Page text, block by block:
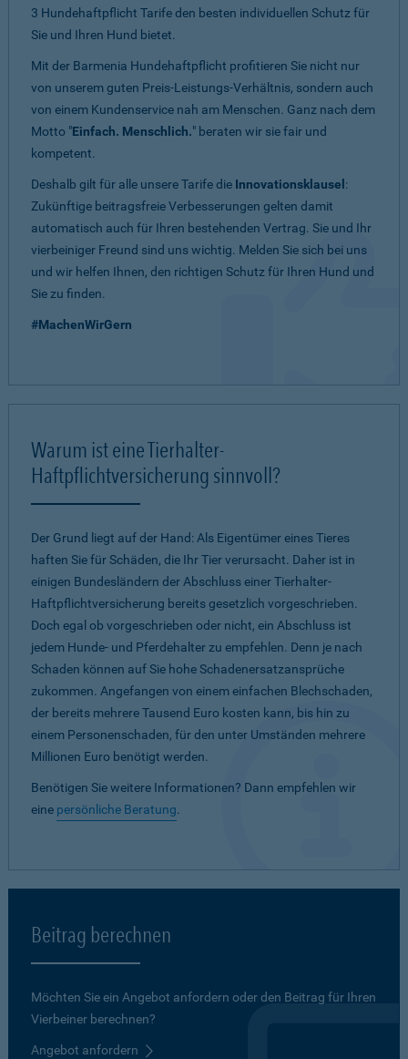
3 Hundehaftpflicht Tarife den besten individuellen Schutz für
Sie und Ihren Hund bietet.
Mit der Barmenia Hundehaftpflicht profitieren Sie nicht nur
von unserem guten Preis-Leistungs-Verhältnis, sondern auch
von einem Kundenservice nah am Menschen. Ganz nach dem
Motto "Einfach. Menschlich." beraten wir sie fair und
kompetent.
Deshalb gilt für alle unsere Tarife die Innovationsklausel :
Zukünftige beitragsfreie Verbesserungen gelten damit
automatisch auch für Ihren bestehenden Vertrag. Sie und Ihr
vierbeiniger Freund sind uns wichtig. Melden Sie sich bei uns
und wir helfen Ihnen, den richtigen Schutz für Ihren Hund und
Sie zu finden.
#MachenWirGern
Warum ist eine Tierhalter-
Haftpflichtversicherung sinnvoll?
Der Grund liegt auf der Hand: Als Eigentümer eines Tieres
haften Sie für Schäden, die Ihr Tier verursacht. Daher ist in
einigen Bundesländern der Abschluss einer Tierhalter-
Haftpflichtversicherung bereits gesetzlich vorgeschrieben.
Doch egal ob vorgeschrieben oder nicht, ein Abschluss ist
jedem Hunde- und Pferdehalter zu empfehlen. Denn je nach
Schaden können auf Sie hohe Schadenersatzansprüche
zukommen. Angefangen von einem einfachen Blechschaden,
der bereits mehrere Tausend Euro kosten kann, bis hin zu
einem Personenschaden, für den unter Umständen mehrere
Millionen Euro benötigt werden.
Benötigen Sie weitere Informationen? Dann empfehlen wir
eine persönliche Beratung.
Beitrag berechnen
Möchten Sie ein Angebot anfordern oder den Beitrag für Ihren
Vierbeiner berechnen?
Angebot anfordern